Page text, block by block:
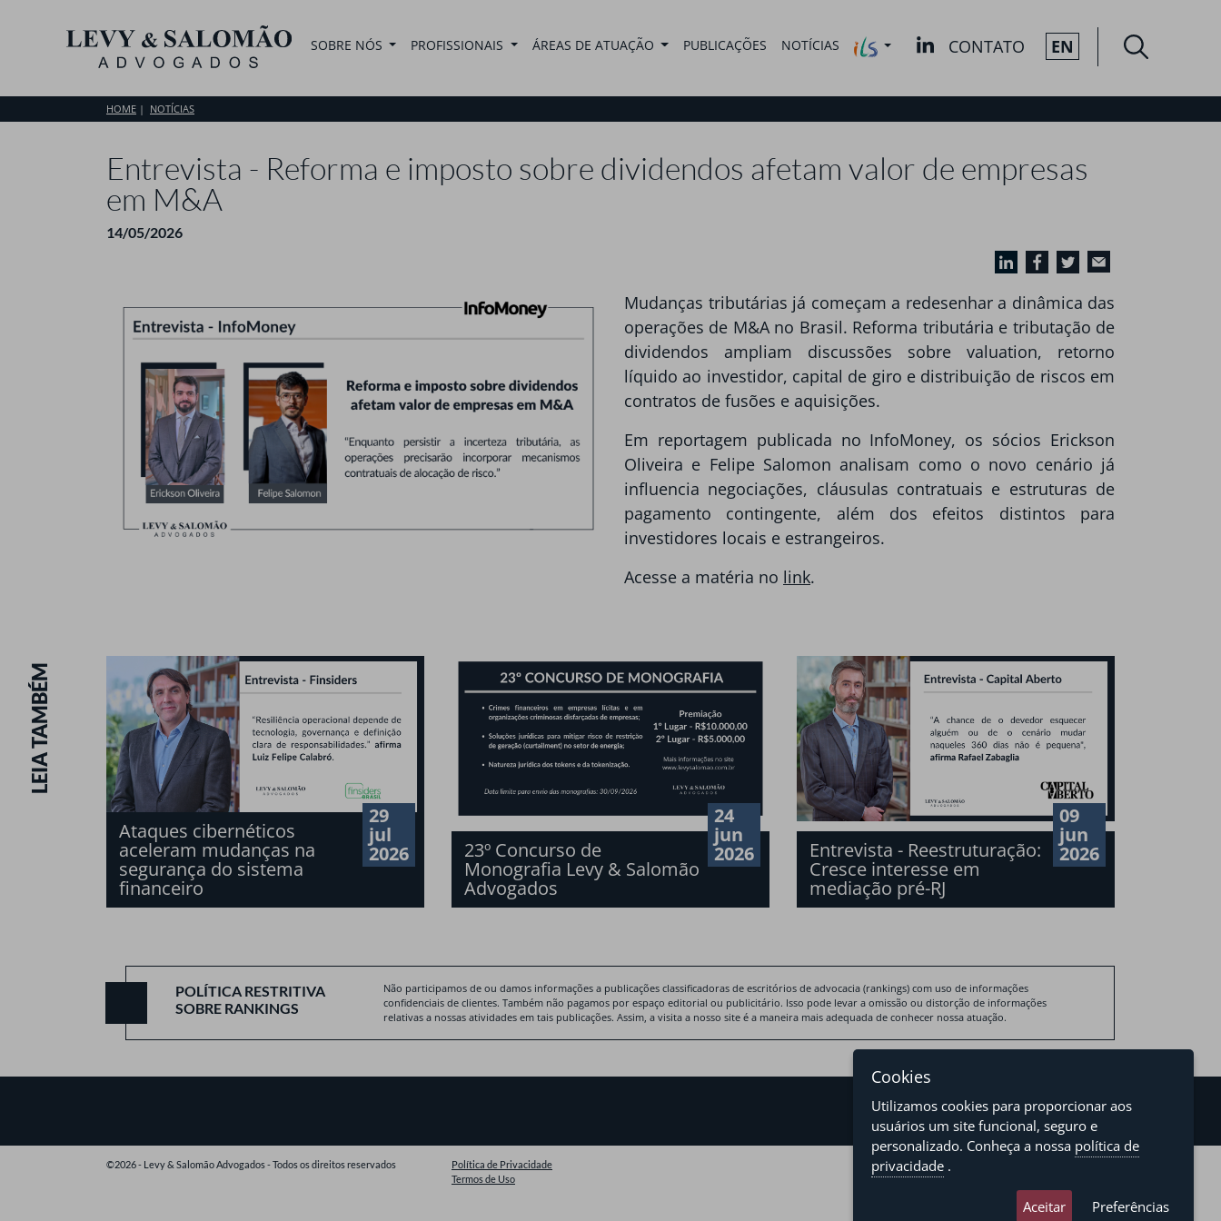
SOBRE NÓS PROFISSIONAIS ÁREAS DE ATUAÇÃO PUBLICAÇÕES NOTÍCIAS CONTATO EN
HOME NOTÍCIAS
Entrevista - Reforma e imposto sobre dividendos afetam valor de empresas
em M&A
14/05/2026
Mudanças tributárias já começam a redesenhar a dinâmica das
operações de M&A no Brasil. Reforma tributária e tributação de
dividendos ampliam discussões sobre valuation, retorno
líquido ao investidor, capital de giro e distribuição de riscos em
contratos de fusões e aquisições.
Em reportagem publicada no InfoMoney, os sócios Erickson
Oliveira e Felipe Salomon analisam como o novo cenário já
influencia negociações, cláusulas contratuais e estruturas de
pagamento contingente, além dos efeitos distintos para
investidores locais e estrangeiros.
Acesse a matéria no link.
LEIA TAMBÉM
29
jul
2026
Ataques cibernéticos
aceleram mudanças na
segurança do sistema
financeiro
24
jun
2026
23º Concurso de
Monografia Levy & Salomão
Advogados
09
jun
2026
Entrevista - Reestruturação:
Cresce interesse em
mediação pré-RJ
POLÍTICA RESTRITIVA
SOBRE RANKINGS
Não participamos de ou damos informações a publicações classificadoras de escritórios de advocacia (rankings) com uso de informações
confidenciais de clientes. Também não pagamos por espaço editorial ou publicitário. Isso pode levar a omissão ou distorção de informações
relativas a nossas atividades em tais publicações. Assim, a visita a nosso site é a maneira mais adequada de conhecer nossa atuação.
©2026 - Levy & Salomão Advogados - Todos os direitos reservados
Política de Privacidade
Termos de Uso
Cookies
Utilizamos cookies para proporcionar aos
usuários um site funcional, seguro e
personalizado. Conheça a nossa política de
privacidade .
Aceitar Preferências